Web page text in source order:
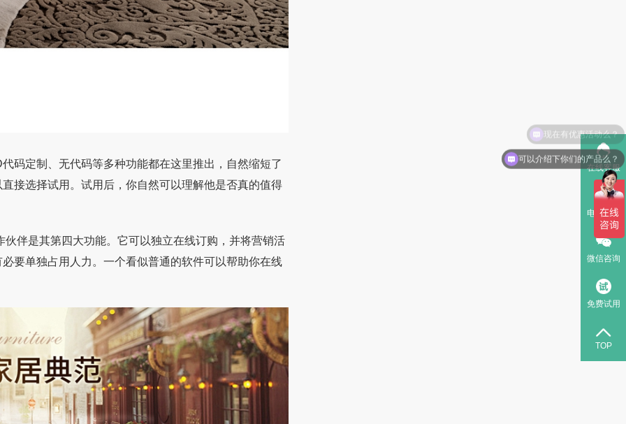
定制、无代码等多种功能都在这里推出，自然缩短了
接选择试用。试用后，你自然可以理解他是否真的值得
是其第四大功能。它可以独立在线订购，并将营销活
要单独占用人力。一个看似普通的软件可以帮助你在线
在线客服
电话咨询
微信咨询
免费试用
TOP
可以介绍下你们的产品么？